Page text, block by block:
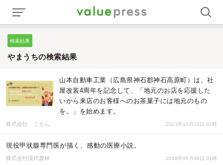
検索結果
やまうちの検索結果
山本自動車工業（広島県神石郡神石高原町）は、社
屋改装4周年を記念して、「地元のお店を応援した
いから来店のお客様へのお茶菓子には地元のもの
を。」を始めます。
株式会社 ごえん 2023年10月02日 02時
現役甲状腺専門医が描く、感動の医療小説。
株式会社現代書林 2019年05月08日 01時